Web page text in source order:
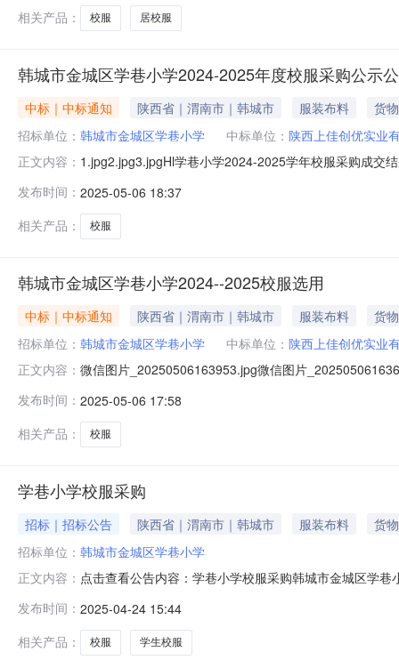
相关产品：
校服 居校服
韩城市金城区学巷小学2024-2025年度校服采购公示
中标｜中标通知 陕西省｜渭南市｜韩城市 服装布料
货物
招标单位： 韩城市金城区学巷小学 中标单位： 陕西上佳创优实业
正文内容： 1.jpg2.jpg3.jpgHl学巷小学2024-2025学年校服采购成交
业有限公司为校服供应企业，现予以公示。一、成交信
发布时间： 2025-05-06 18:37
相关产品：
校服
韩城市金城区学巷小学2024--2025校服选用
中标｜中标通知 陕西省｜渭南市｜韩城市 服装布料
货物
招标单位： 韩城市金城区学巷小学 中标单位： 陕西上佳创优实业
正文内容： 微信图片_20250506163953.jpg微信图片
韩城市金城区学巷小学校服选用评定会结果公示为进一
发布时间： 2025-05-06 17:58
相关产品：
校服
学巷小学校服采购
招标｜招标公告 陕西省｜渭南市｜韩城市 服装布料
货物
招标单位： 韩城市金城区学巷小学
正文内容： 点击查看公告内容：学巷小学校服采购韩城市金城区学
购买校服年级及学生人数。（2）款式颜色要求：按照学
求：如：符合中小学生2015年标准（
发布时间： 2025-04-24 15:44
相关产品：
校服 学生校服